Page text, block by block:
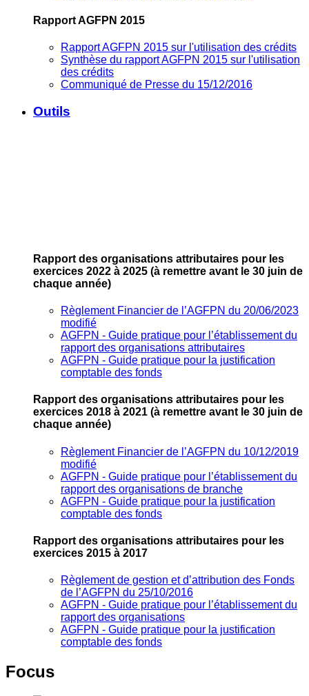
Rapport AGFPN 2015
Rapport AGFPN 2015 sur l'utilisation des crédits
Synthèse du rapport AGFPN 2015 sur l'utilisation
des crédits
Communiqué de Presse du 15/12/2016
Outils
Rapport des organisations attributaires pour les
exercices 2022 à 2025 (à remettre avant le 30 juin de
chaque année)
Règlement Financier de l’AGFPN du 20/06/2023
modifié
AGFPN ‐ Guide pratique pour l’établissement du
rapport des organisations attributaires
AGFPN ‐ Guide pratique pour la justification
comptable des fonds
Rapport des organisations attributaires pour les
exercices 2018 à 2021 (à remettre avant le 30 juin de
chaque année)
Règlement Financier de l’AGFPN du 10/12/2019
modifié
AGFPN ‐ Guide pratique pour l’établissement du
rapport des organisations de branche
AGFPN ‐ Guide pratique pour la justification
comptable des fonds
Rapport des organisations attributaires pour les
exercices 2015 à 2017
Règlement de gestion et d’attribution des Fonds
de l’AGFPN du 25/10/2016
AGFPN ‐ Guide pratique pour l’établissement du
rapport des organisations
AGFPN ‐ Guide pratique pour la justification
comptable des fonds
Focus